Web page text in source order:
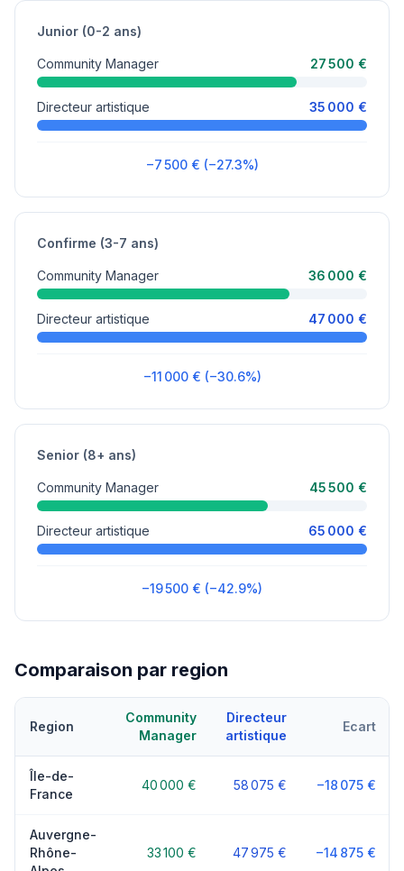
Junior (0-2 ans)
Community Manager 27 500 €
Directeur artistique 35 000 €
−7 500 € (−27.3%)
Confirme (3-7 ans)
Community Manager 36 000 €
Directeur artistique 47 000 €
−11 000 € (−30.6%)
Senior (8+ ans)
Community Manager 45 500 €
Directeur artistique 65 000 €
−19 500 € (−42.9%)
Comparaison par region
Region
Community
Manager
Directeur
artistique
Ecart
Île-de-
France
40 000 € 58 075 € −18 075 €
Auvergne-
Rhône-
33 100 € 47 975 € −14 875 €